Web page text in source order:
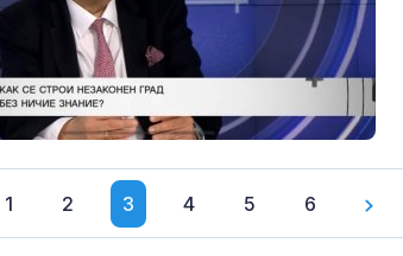
1 2 3 4 5 6